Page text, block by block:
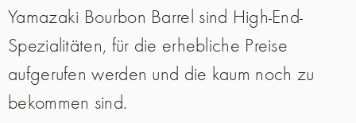
Yamazaki Bourbon Barrel sind High-End-
Spezialitäten, für die erhebliche Preise
aufgerufen werden und die kaum noch zu
bekommen sind.